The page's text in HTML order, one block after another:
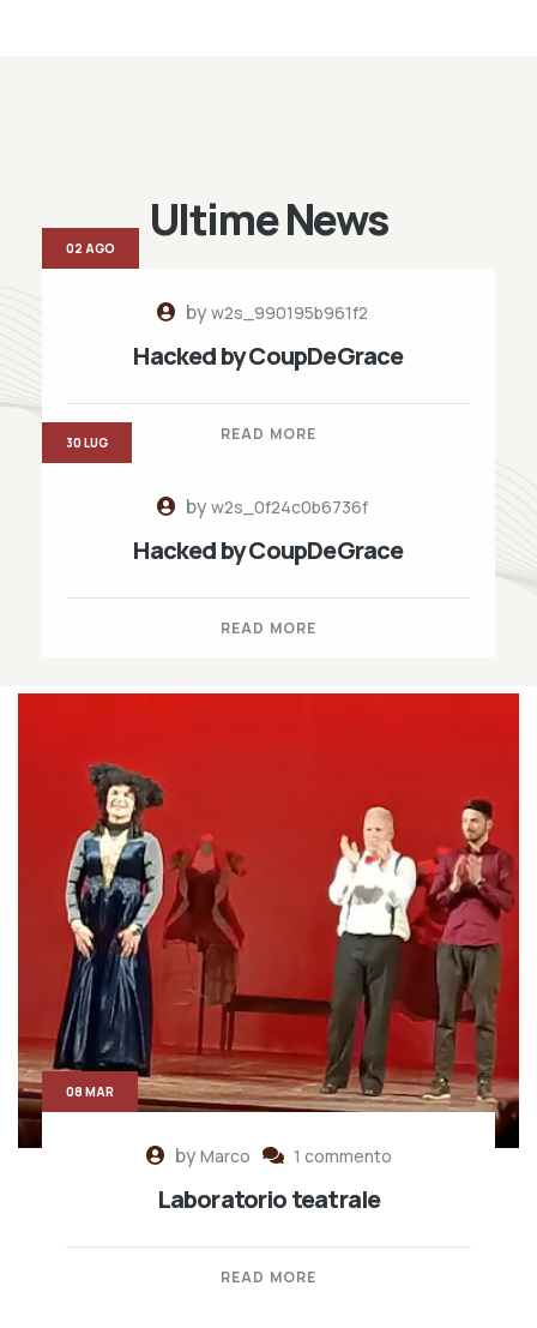
Ultime News
byw2s_990195b961f2
Hacked by CoupDeGrace
READ MORE
02 AGO
byw2s_0f24c0b6736f
Hacked by CoupDeGrace
READ MORE
30 LUG
byMarco 1 commento
Laboratorio teatrale
READ MORE
08 MAR